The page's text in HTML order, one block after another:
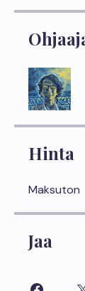
Hinta
Maksuton
Jaa